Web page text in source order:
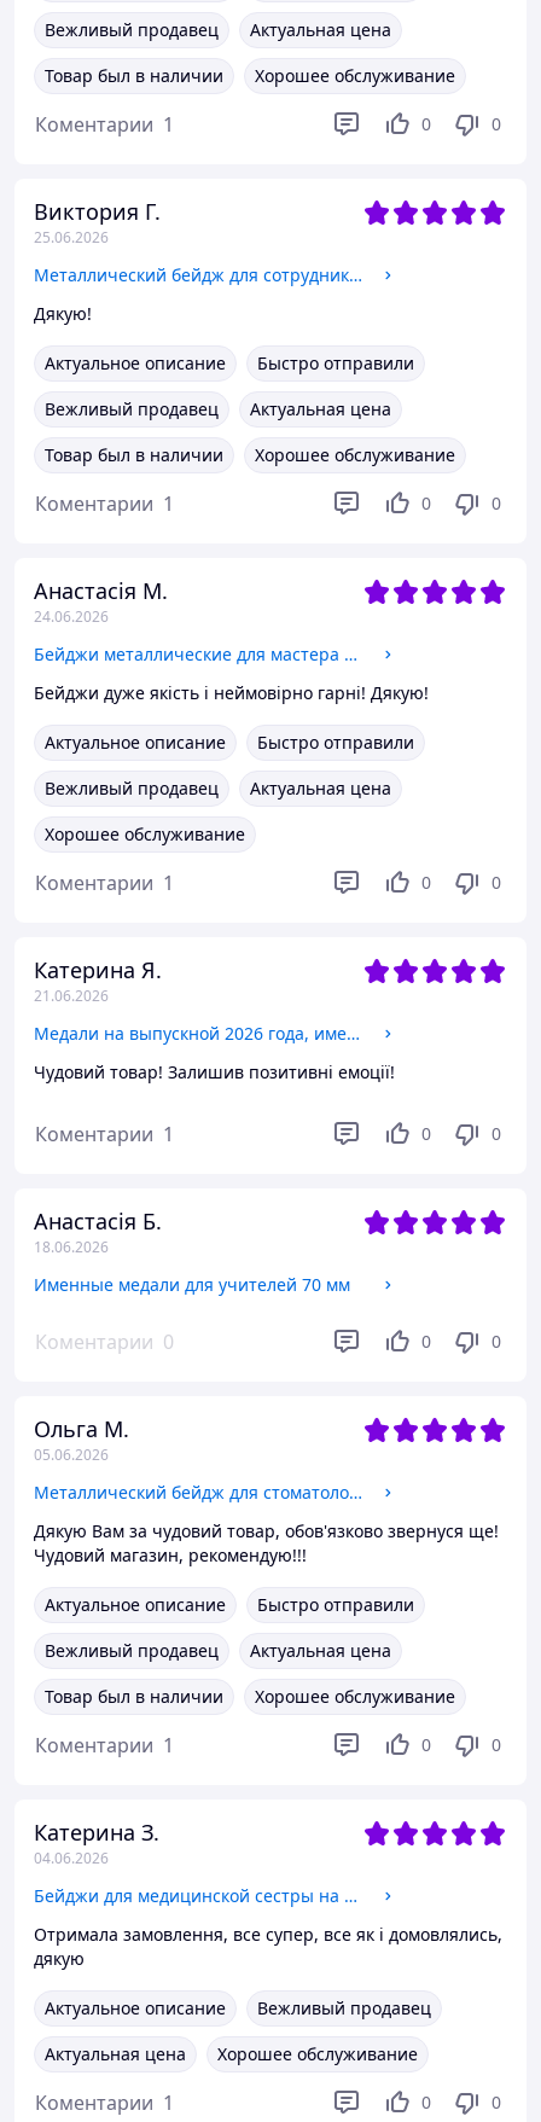
Вежливый продавец
Актуальная цена
Товар был в наличии
Хорошее обслуживание
Коментарии 1 0 0
Виктория Г.
25.06.2026
Металлический бейдж для сотрудников Укрзализныци на магните или булавке
Дякую!
Актуальное описание
Быстро отправили
Вежливый продавец
Актуальная цена
Товар был в наличии
Хорошее обслуживание
Коментарии 1 0 0
Анастасія М.
24.06.2026
Бейджи металлические для мастера педикюра на магните или булавке
Бейджи дуже якість і неймовірно гарні! Дякую!
Актуальное описание
Быстро отправили
Вежливый продавец
Актуальная цена
Хорошее обслуживание
Коментарии 1 0 0
Катерина Я.
21.06.2026
Медали на выпускной 2026 года, именные, 40 мм
Чудовий товар! Залишив позитивні емоції!
Коментарии 1 0 0
Анастасія Б.
18.06.2026
Именные медали для учителей 70 мм
Коментарии 0 0 0
Ольга М.
05.06.2026
Металлический бейдж для стоматолога на магните или булавке
Дякую Вам за чудовий товар, обов'язково звернуся ще!
Чудовий магазин, рекомендую!!!
Актуальное описание
Быстро отправили
Вежливый продавец
Актуальная цена
Товар был в наличии
Хорошее обслуживание
Коментарии 1 0 0
Катерина З.
04.06.2026
Бейджи для медицинской сестры на магните или булавке
Отримала замовлення, все супер, все як і домовлялись,
дякую
Актуальное описание
Вежливый продавец
Актуальная цена
Хорошее обслуживание
Коментарии 1 0 0